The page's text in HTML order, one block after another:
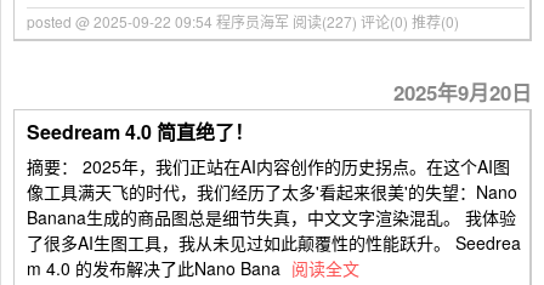
posted @ 2025-09-22 09:54 程序员海军 阅读(227) 评论(0) 推荐(0)
2025年9月20日
Seedream 4.0 简直绝了！
摘要： 2025年，我们正站在AI内容创作的历史拐点。在这个AI图
像工具满天飞的时代，我们经历了太多'看起来很美'的失望：Nano
Banana生成的商品图总是细节失真，中文文字渲染混乱。 我体验
了很多AI生图工具，我从未见过如此颠覆性的性能跃升。 Seedrea
m 4.0 的发布解决了此Nano Bana 阅读全文